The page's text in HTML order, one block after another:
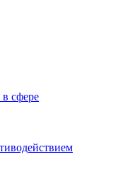
сфере